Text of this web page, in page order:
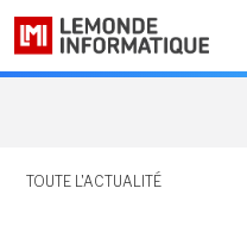
TOUTE L'ACTUALITÉ